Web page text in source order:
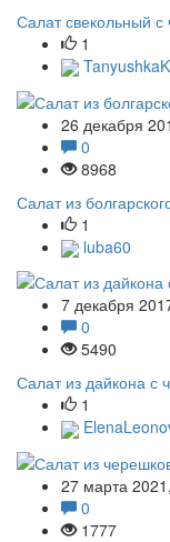
Салат свекольный с
1
26 декабря
0
8968
Салат из
1
luba60
7 декабря
0
5490
Салат из дайкона с
1
27 марта
0
1777